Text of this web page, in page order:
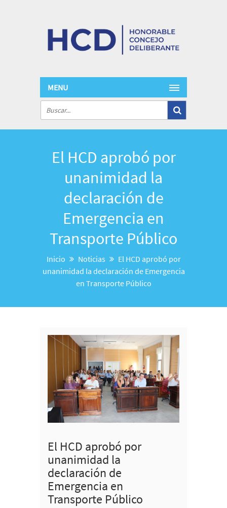
MENU
El HCD aprobó por
unanimidad la
declaración de
Emergencia en
Transporte Público
Inicio Noticias
El HCD aprobó por
unanimidad la declaración de Emergencia
en Transporte Público
El HCD aprobó por
unanimidad la
declaración de
Emergencia en
Transporte Público